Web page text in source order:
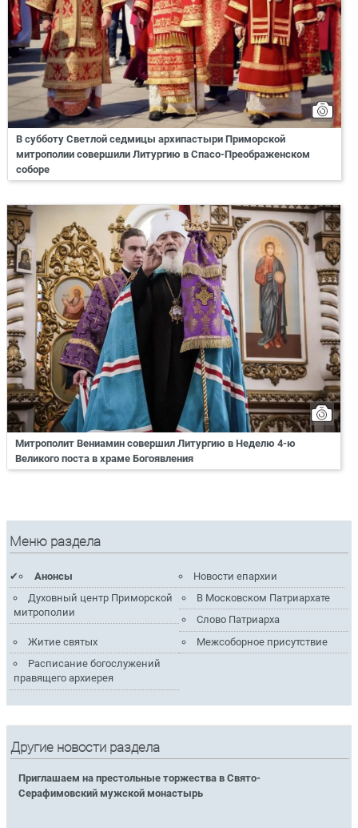
В субботу Светлой седмицы архипастыри Приморской
митрополии совершили Литургию в Спасо-Преображенском
соборе
Митрополит Вениамин совершил Литургию в Неделю 4-ю
Великого поста в храме Богоявления
Меню раздела
Анонсы
Новости епархии
Духовный центр Приморской
митрополии
В Московском Патриархате
Слово Патриарха
Житие святых
Межсоборное присутствие
Расписание богослужений
правящего архиерея
Другие новости раздела
Приглашаем на престольные торжества в Свято-
Серафимовский мужской монастырь